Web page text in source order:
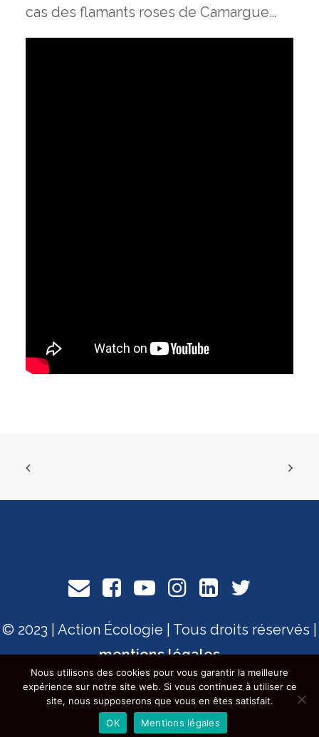
cas des flamants roses de Camargue…
© 2023 | Action Écologie | Tous droits réservés |
mentions légales
Nous utilisons des cookies pour vous garantir la meilleure
expérience sur notre site web. Si vous continuez à utiliser ce
site, nous supposerons que vous en êtes satisfait.
OK
Mentions légales